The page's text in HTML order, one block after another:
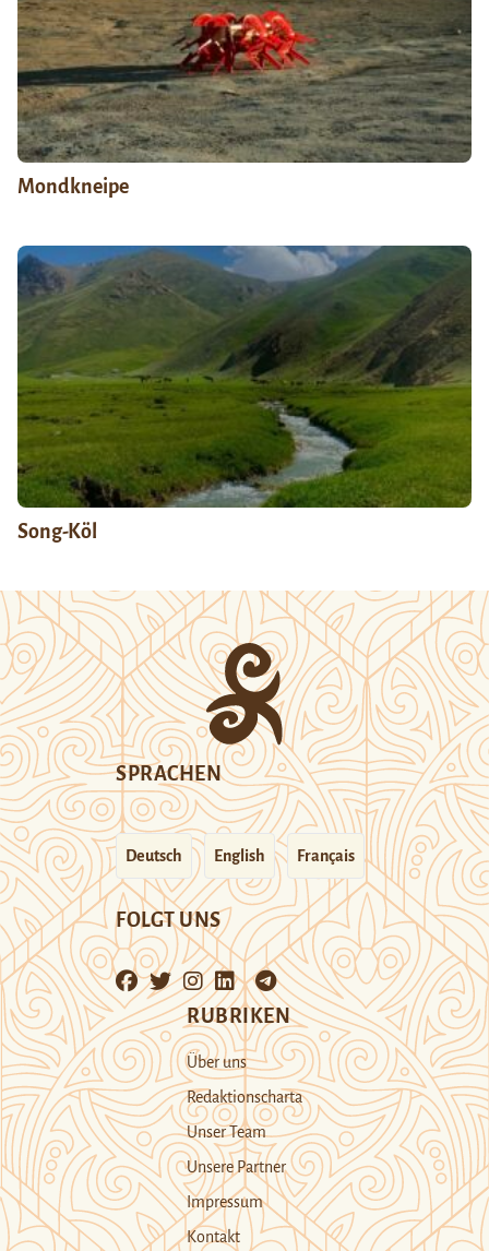
Mondkneipe
Song-Köl
SPRACHEN
Deutsch English Français
FOLGT UNS
RUBRIKEN
Über uns
Redaktionscharta
Unser Team
Unsere Partner
Impressum
Kontakt